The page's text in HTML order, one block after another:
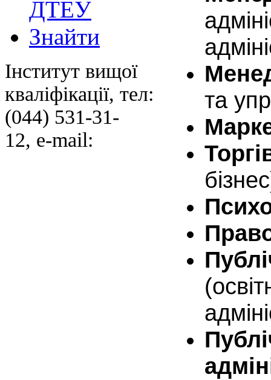
та
ДТЕУ
Знайти
Інститут вищої
кваліфікації, тел:
(044) 531-31-
12, e-mail: